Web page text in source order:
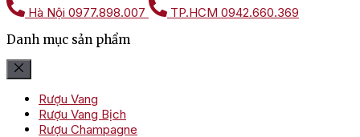
Hà Nội 0977.898.007 TP.HCM 0942.660.369
Danh mục sản phẩm
Rượu Vang
Rượu Vang Bịch
Rượu Champagne